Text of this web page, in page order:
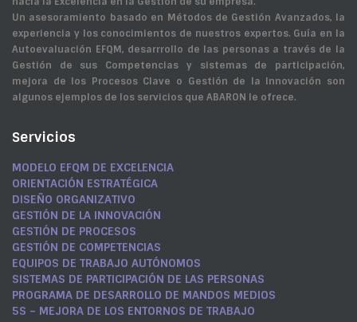
Un asesoramiento basado en Métodos de Gestión Avanzados, la
experiencia y los conocimientos de nuestros expertos. Guía en la
Autoevaluación EFQM, desarrrollo de las personas a través de la
Gestión de sus Competencias y sistemas de participación,
mejora de los Procesos Clave o Gestión de la Innovación son
algunos ejemplos de los servicios que ABARON le ofrece.
Servicios
MODELO EFQM DE EXCELENCIA
ORIENTACIÓN ESTRATÉGICA
DISEÑO ORGANIZATIVO
GESTIÓN DE LA INNOVACIÓN
GESTIÓN DE PROCESOS
GESTIÓN DE COMPETENCIAS
EQUIPOS DE TRABAJO AUTÓNOMOS
SISTEMAS DE PARTICIPACIÓN DE LAS PERSONAS
PROGRAMA DE DESARROLLO DE MANDOS MEDIOS
5S – MEJORA DE LOS ENTORNOS DE TRABAJO